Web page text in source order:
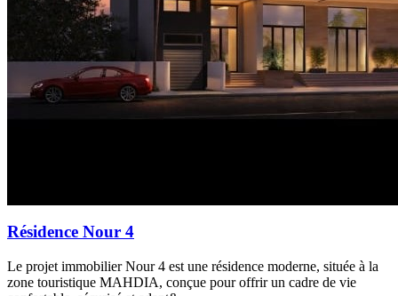
Résidence Nour 4
Le projet immobilier Nour 4 est une résidence moderne, située à la
zone touristique MAHDIA, conçue pour offrir un cadre de vie